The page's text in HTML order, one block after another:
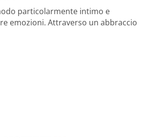
particolarmente intimo e
emozioni. Attraverso un abbraccio